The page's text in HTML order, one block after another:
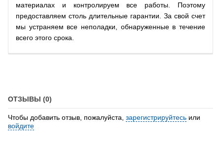
материалах и контролируем все работы. Поэтому
предоставляем столь длительные гарантии. За свой счет
мы устраняем все неполадки, обнаруженные в течение
всего этого срока.
ОТЗЫВЫ (0)
Чтобы добавить отзыв, пожалуйста, зарегистрируйтесь или
войдите